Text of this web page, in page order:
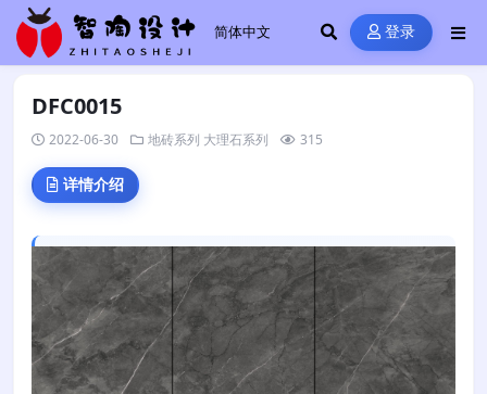
登录
DFC0015
2022-06-30 地砖系列 大理石系列 315
详情介绍